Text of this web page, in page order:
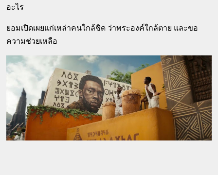
อะไร
ยอมเปิดเผยแก่เหล่าคนใกล้ชิด ว่าพระองค์ใกล้ตาย และขอ
ความช่วยเหลือ